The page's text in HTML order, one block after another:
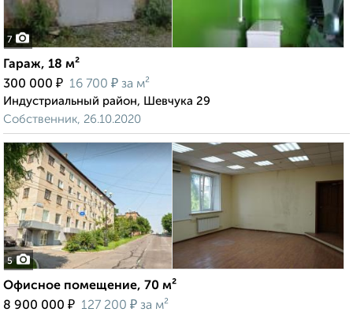
7
Гараж, 18 м²
300 000 ₽ 16 700 ₽ за м²
Индустриальный район, Шевчука 29
Собственник, 26.10.2020
5
Офисное помещение, 70 м²
8 900 000 ₽ 127 200 ₽ за м²